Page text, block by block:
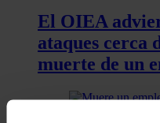
El OIEA
ataques cerca
muerte de un